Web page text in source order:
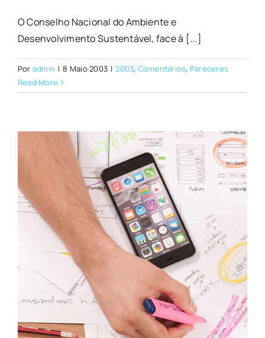
O Conselho Nacional do Ambiente e
Desenvolvimento Sustentável, face à [...]
Por admin | 8 Maio 2003 | 2003, Comentários, Pareceres
Read More